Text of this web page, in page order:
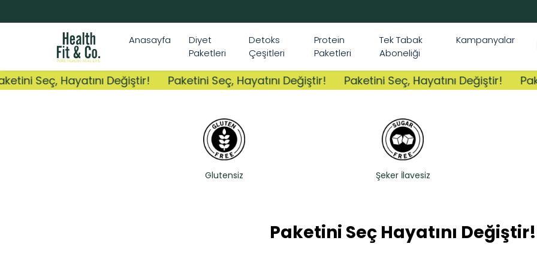
Anasayfa
Diyet
Paketleri
Detoks
Çeşitleri
Protein
Paketleri
Tek Tabak
Aboneliği
Kampanyalar
Seç, Hayatını Değiştir! Paketini Seç, Hayatını Değiştir! Paketini Seç, Hayatını Değiştir!
Glutensiz Şeker İlavesiz
Paketini Seç Hayatını Değiştir!